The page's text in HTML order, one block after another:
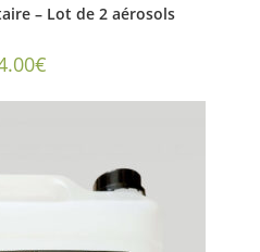
– Lot de 2 aérosols
€